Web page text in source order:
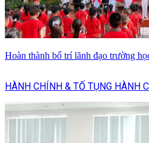
Hoàn thành bố trí lãnh đạo trường
HÀNH CHÍNH & TỐ TỤNG HÀNH